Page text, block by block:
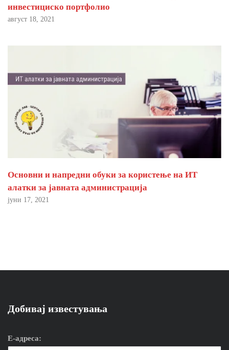
инвестициско портфолио
август 18, 2021
Основни и напредни обуки за користење на ИТ
алатки за јавната администрација
јуни 17, 2021
Добивај известувања
Е-адреса: